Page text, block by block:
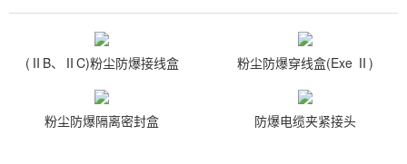
(ⅡB、ⅡC)粉尘防爆接线盒 粉尘防爆穿线盒(Exe Ⅱ)
粉尘防爆隔离密封盒 防爆电缆夹紧接头